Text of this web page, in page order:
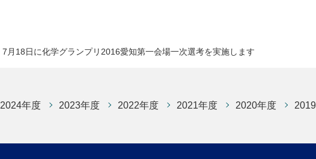
7月18日に化学グランプリ2016愛知第一会場一次選考を実施します
2024年度 2023年度 2022年度 2021年度 2020年度